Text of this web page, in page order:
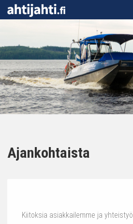
Ajankohtaista
Kiitoksia asiakkailemme ja